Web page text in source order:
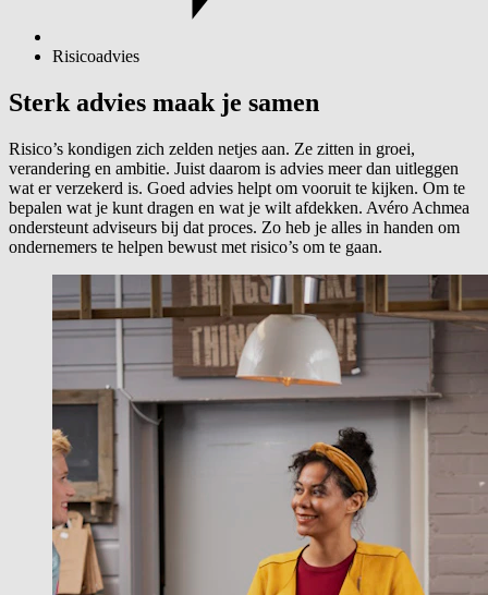
Risicoadvies
Sterk advies maak je samen
Risico’s kondigen zich zelden netjes aan. Ze zitten in groei,
verandering en ambitie. Juist daarom is advies meer dan uitleggen
wat er verzekerd is. Goed advies helpt om vooruit te kijken. Om te
bepalen wat je kunt dragen en wat je wilt afdekken. Avéro Achmea
ondersteunt adviseurs bij dat proces. Zo heb je alles in handen om
ondernemers te helpen bewust met risico’s om te gaan.